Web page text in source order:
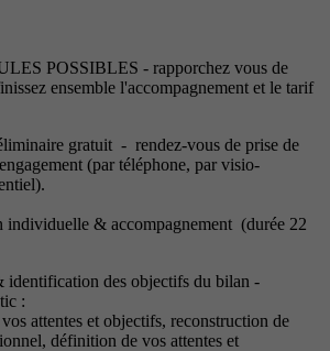
POSSIBLES - rapporchez vous de
ensemble l'accompagnement et le tarif
gratuit - rendez-vous de prise de
(par téléphone, par visio-
individuelle & accompagnement (durée 22
identification des objectifs du bilan -
:
attentes et objectifs, reconstruction de
définition de vos attentes et